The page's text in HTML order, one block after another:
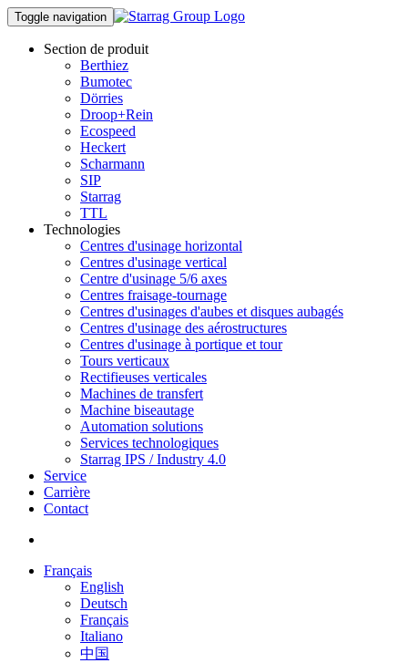
Toggle navigation
Section de produit
Berthiez
Bumotec
Dörries
Droop+Rein
Ecospeed
Heckert
Scharmann
SIP
Starrag
TTL
Technologies
Centres d'usinage horizontal
Centres d'usinage vertical
Centre d'usinage 5/6 axes
Centres fraisage-tournage
Centres d'usinages d'aubes et disques aubagés
Centres d'usinage des aérostructures
Centres d'usinage à portique et tour
Tours verticaux
Rectifieuses verticales
Machines de transfert
Machine biseautage
Automation solutions
Services technologiques
Starrag IPS / Industry 4.0
Service
Carrière
Contact
Français
English
Deutsch
Français
Italiano
中国